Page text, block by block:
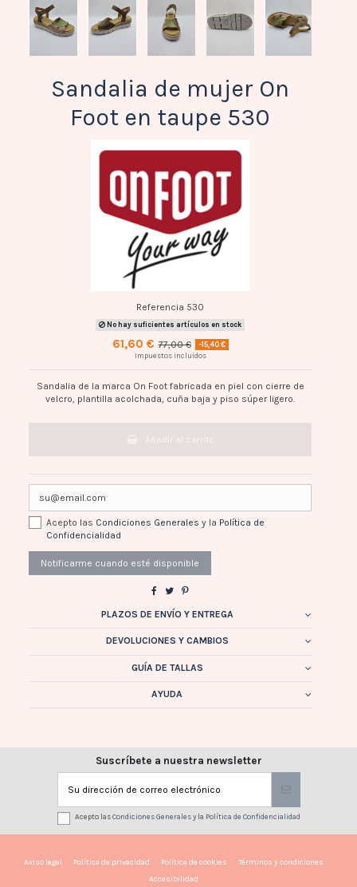
Sandalia de mujer On
Foot en taupe 530
Referencia 530
No hay suficientes artículos en stock
61,60 € 77,00 € -15,40 €
Impuestos incluidos
Sandalia de la marca On Foot fabricada en piel con cierre de
velcro, plantilla acolchada, cuña baja y piso súper ligero.
Acepto las Condiciones Generales y la Política de
Confidencialidad
PLAZOS DE ENVÍO Y ENTREGA
DEVOLUCIONES Y CAMBIOS
GUÍA DE TALLAS
AYUDA
Suscríbete a nuestra newsletter
Acepto lasCondiciones Generalesy la Política de Confidencialidad
Aviso legal Política de privacidad Política de cookies
Términos y condiciones
Accesibilidad